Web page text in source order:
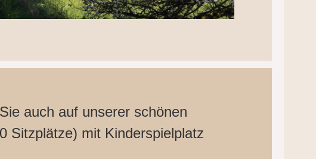
auch auf unserer schönen
Sitzplätze) mit Kinderspielplatz